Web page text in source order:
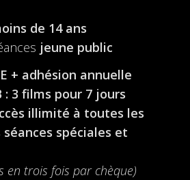
de 14 ans
jeune public
+ adhésion annuelle
: 3 films pour 7 jours
illimité à toutes les
séances spéciales et
en trois fois par chèque)